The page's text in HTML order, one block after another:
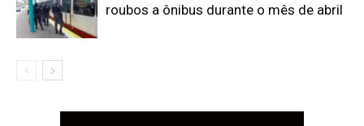
roubos a ônibus durante o mês de abril